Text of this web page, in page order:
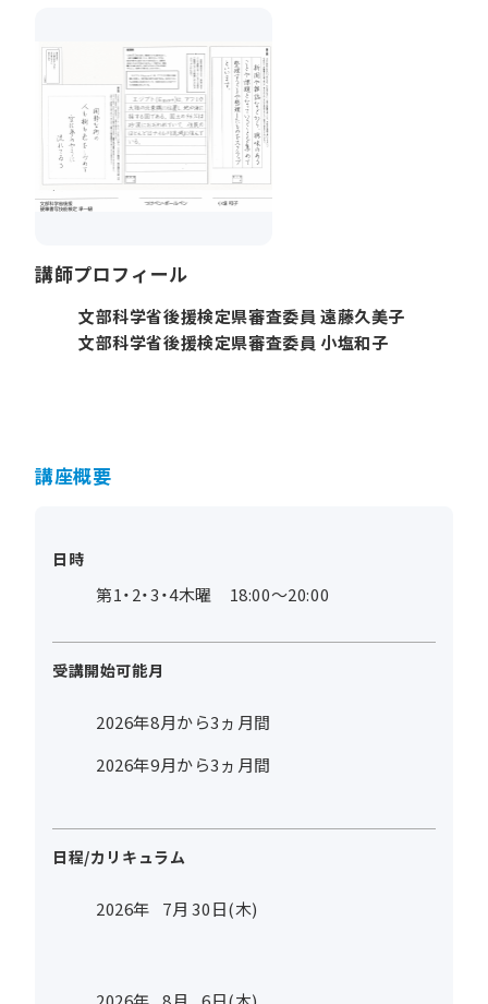
講師プロフィール
文部科学省後援検定県審査委員 遠藤久美子
文部科学省後援検定県審査委員 小塩和子
講座概要
日時
第1・2・3・4木曜 18:00～20:00
受講開始可能月
2026年8月から3ヵ月間
2026年9月から3ヵ月間
日程/カリキュラム
2026年 7月 30日(木)